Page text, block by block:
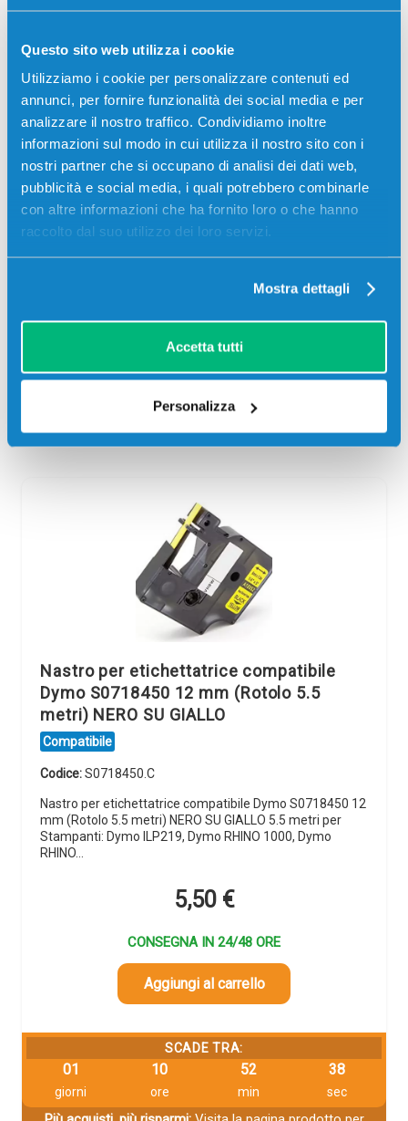
Questo sito web utilizza i cookie
Utilizziamo i cookie per personalizzare contenuti ed
annunci, per fornire funzionalità dei social media e per
analizzare il nostro traffico. Condividiamo inoltre
informazioni sul modo in cui utilizza il nostro sito con i
nostri partner che si occupano di analisi dei dati web,
pubblicità e social media, i quali potrebbero combinarle
con altre informazioni che ha fornito loro o che hanno
raccolto dal suo utilizzo dei loro servizi.
Mostra dettagli
Accetta tutti
Personalizza
Compatibile
Codice:S0718440.C
Nastro per etichettatrice compatibile Dymo S0718440 9
mm (Rotolo 5.5 metri) NERO SU GIALLO 5.5 metri per
Stampanti: Dymo ILP219, Dymo RHINO 1000, Dymo
RHINO…
7,00€
CONSEGNA IN 24/48 ORE
Aggiungi al carrello
SCADE TRA:
10 52
visualizzare l'offerta
Nastro per etichettatrice compatibile
Dymo S0718450 12 mm (Rotolo 5.5
metri) NERO SU GIALLO
Compatibile
Codice:S0718450.C
Nastro per etichettatrice compatibile Dymo S0718450 12
mm (Rotolo 5.5 metri) NERO SU GIALLO 5.5 metri per
Stampanti: Dymo ILP219, Dymo RHINO 1000, Dymo
RHINO…
5,50 €
CONSEGNA IN 24/48 ORE
Aggiungi al carrello
SCADE TRA:
01
giorni
10
ore
52
min
38
sec